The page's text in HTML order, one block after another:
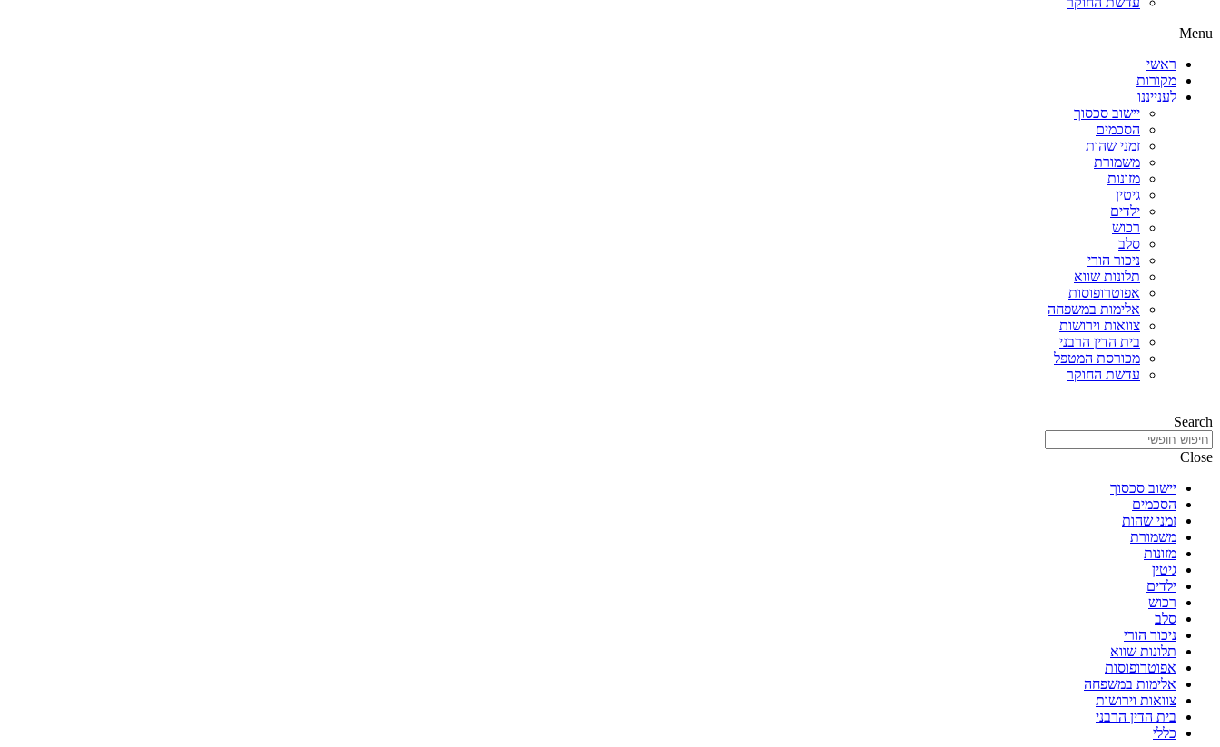
Menu
ראשי
מקורות
לענייננו
יישוב סכסוך
הסכמים
זמני שהות
משמורת
מזונות
גיטין
ילדים
רכוש
סלב
ניכור הורי
תלונות שווא
אפוטרופוסות
אלימות במשפחה
צוואות וירושות
בית הדין הרבני
מכורסת המטפל
עדשת החוקר
Search
Close
יישוב סכסוך
הסכמים
זמני שהות
משמורת
מזונות
גיטין
ילדים
רכוש
סלב
ניכור הורי
תלונות שווא
אפוטרופוסות
אלימות במשפחה
צוואות וירושות
בית הדין הרבני
כללי